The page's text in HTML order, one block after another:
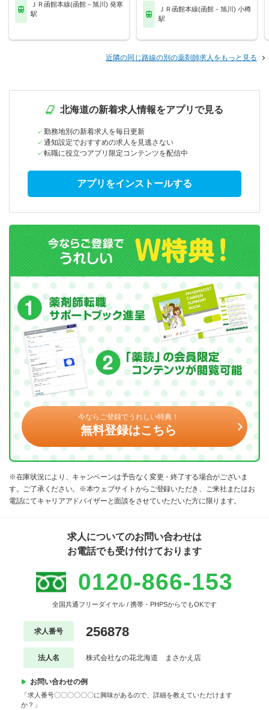
ＪＲ函館本線(函館－旭川) 発寒
駅
ＪＲ函館本線(函館－旭川) 小樽
駅
近隣の同じ路線の別の薬剤師求人をもっと見る
北海道の新着求人情報をアプリで見る
勤務地別の新着求人を毎日更新
通知設定でおすすめの求人を見逃さない
転職に役立つアプリ限定コンテンツを配信中
アプリをインストールする
今ならご登録でうれしい特典！
無料登録はこちら
※在庫状況により、キャンペーンは予告なく変更・終了する場合がございま
す。ご了承ください。※本ウェブサイトからご登録いただき、ご来社またはお
電話にてキャリアアドバイザーと面談をさせていただいた方に限ります。
求人についてのお問い合わせは
お電話でも受け付けております
0120-866-153
全国共通フリーダイヤル / 携帯・PHPSからでもOKです
求人番号 256878
法人名 株式会社なの花北海道 まさかえ店
お問い合わせの例
「求人番号〇〇〇〇〇〇に興味があるので、詳細を教えていただけます
か？」